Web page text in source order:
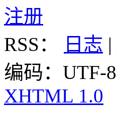
注册
RSS：
日志 |
编码：UTF-8
XHTML 1.0